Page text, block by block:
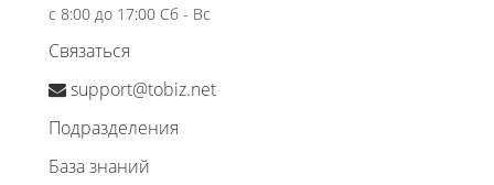
с 8:00 до 17:00 Сб - Вс
Связаться
support@tobiz.net
Подразделения
База знаний